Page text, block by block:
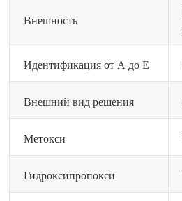
Внешность
Идентификация от А до Е
Внешний вид решения
Метокси
Гидроксипропокси